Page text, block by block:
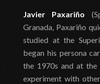
Javier Paxariño
Granada, Paxariño
studied at the
began his persona
the 1970s and at
experiment with